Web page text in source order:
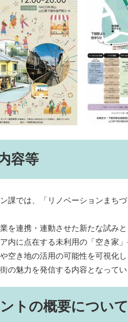
容等
課では、「リノベーションまち
を連携・連動させた新たな試み
内に点在する未利用の「空き家
空き地の活用の可能性を可視化
の魅力を発信する内容となってい
トの概要について